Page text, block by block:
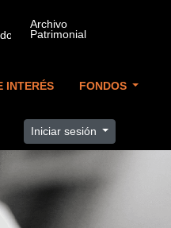
INTERÉS FONDOS
Iniciar sesión